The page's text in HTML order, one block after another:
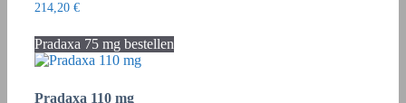
214,20 €
Pradaxa 75 mg bestellen
Pradaxa 110 mg